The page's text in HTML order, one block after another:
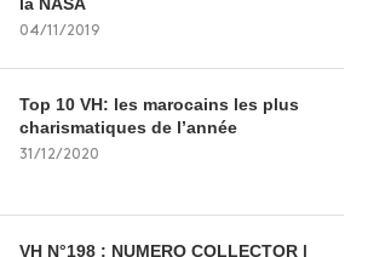
la NASA
04/11/2019
Top 10 VH: les marocains les plus
charismatiques de l’année
31/12/2020
VH N°198 : NUMERO COLLECTOR |